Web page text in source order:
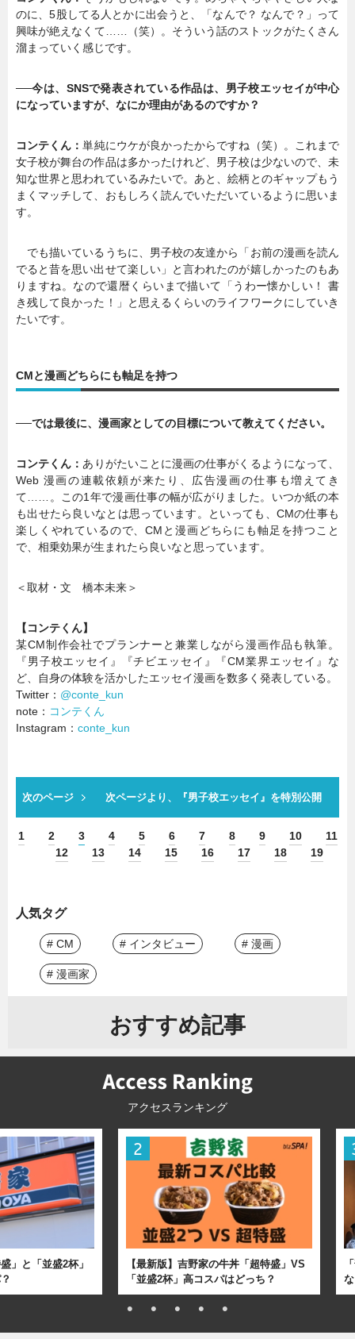
のに、5股してる人とかに出会うと、「なんで？ なんで？」って
興味が絶えなくて……（笑）。そういう話のストックがたくさん
溜まっていく感じです。
──今は、SNSで発表されている作品は、男子校エッセイが中心
になっていますが、なにか理由があるのですか？
コンテくん：単純にウケが良かったからですね（笑）。これまで
女子校が舞台の作品は多かったけれど、男子校は少ないので、未
知な世界と思われているみたいで。あと、絵柄とのギャップもう
まくマッチして、おもしろく読んでいただいているように思いま
す。
でも描いているうちに、男子校の友達から「お前の漫画を読ん
でると昔を思い出せて楽しい」と言われたのが嬉しかったのもあ
りますね。なので還暦くらいまで描いて「うわー懐かしい！ 書
き残して良かった！」と思えるくらいのライフワークにしていき
たいです。
CMと漫画どちらにも軸足を持つ
──では最後に、漫画家としての目標について教えてください。
コンテくん： ありがたいことに漫画の仕事がくるようになって、
Web 漫画の連載依頼が来たり、広告漫画の仕事も増えてき
て……。この1年で漫画仕事の幅が広がりました。いつか紙の本
も出せたら良いなとは思っています。といっても、CMの仕事も
楽しくやれているので、CMと漫画どちらにも軸足を持つこと
で、相乗効果が生まれたら良いなと思っています。
＜取材・文 橋本未来＞
【コンテくん】
某CM制作会社でプランナーと兼業しながら漫画作品も執筆。
『男子校エッセイ』『チビエッセイ』『CM業界エッセイ』な
ど、自身の体験を活かしたエッセイ漫画を数多く発表している。
Twitter： @conte_kun
note： コンテくん
Instagram： conte_kun
次のページ 次ページより、『男子校エッセイ』を特別公開
1 2 3 4 5 6 7 8 9 10
11
12
13 14 15 16 17 18 19
人気タグ
# CM # インタビュー # 漫画
# 漫画家
おすすめ記事
アクセスランキング
」と「並盛2杯」
【最新版】吉野家の牛丼「超特盛」VS
「並盛2杯」高コスパはどっち？